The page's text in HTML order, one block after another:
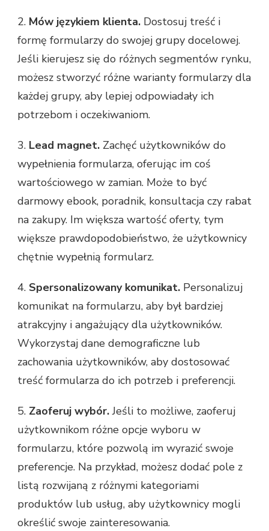
2. Mów językiem klienta. Dostosuj treść i
formę formularzy do swojej grupy docelowej.
Jeśli kierujesz się do różnych segmentów rynku,
możesz stworzyć różne warianty formularzy dla
każdej grupy, aby lepiej odpowiadały ich
potrzebom i oczekiwaniom.
3. Lead magnet. Zachęć użytkowników do
wypełnienia formularza, oferując im coś
wartościowego w zamian. Może to być
darmowy ebook, poradnik, konsultacja czy rabat
na zakupy. Im większa wartość oferty, tym
większe prawdopodobieństwo, że użytkownicy
chętnie wypełnią formularz.
4. Spersonalizowany komunikat. Personalizuj
komunikat na formularzu, aby był bardziej
atrakcyjny i angażujący dla użytkowników.
Wykorzystaj dane demograficzne lub
zachowania użytkowników, aby dostosować
treść formularza do ich potrzeb i preferencji.
5. Zaoferuj wybór.Jeśli to możliwe, zaoferuj
użytkownikom różne opcje wyboru w
formularzu, które pozwolą im wyrazić swoje
preferencje. Na przykład, możesz dodać pole z
listą rozwijaną z różnymi kategoriami
produktów lub usług, aby użytkownicy mogli
określić swoje zainteresowania.